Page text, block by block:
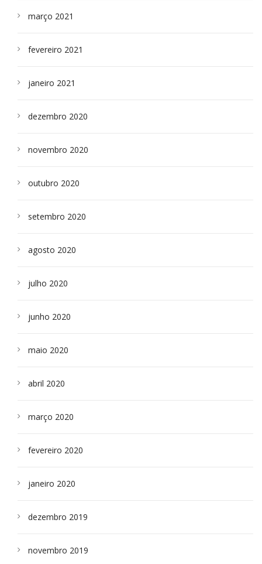
março 2021
fevereiro 2021
janeiro 2021
dezembro 2020
novembro 2020
outubro 2020
setembro 2020
agosto 2020
julho 2020
junho 2020
maio 2020
abril 2020
março 2020
fevereiro 2020
janeiro 2020
dezembro 2019
novembro 2019